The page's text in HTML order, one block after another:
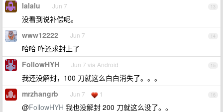
13
lalalu Jun 7
没看到说补偿呢。
14
www12222 Jun 7
哈哈 咋还求封上了
15
FollowHYH Jun 7 via Android
我还没解封，100 刀就这么白白消失了。。。
16
mrzhangrb Jun 7 1
@FollowHYH 我也没解封 200 刀就这么没了。。